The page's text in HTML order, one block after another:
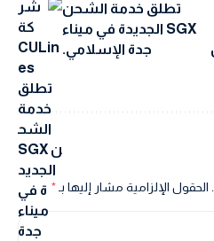
تطلق خدمة الشحن
SGX الجديدة في ميناء
جدة الإسلامي.
الحقول الإلزامية مشار إليها بـ